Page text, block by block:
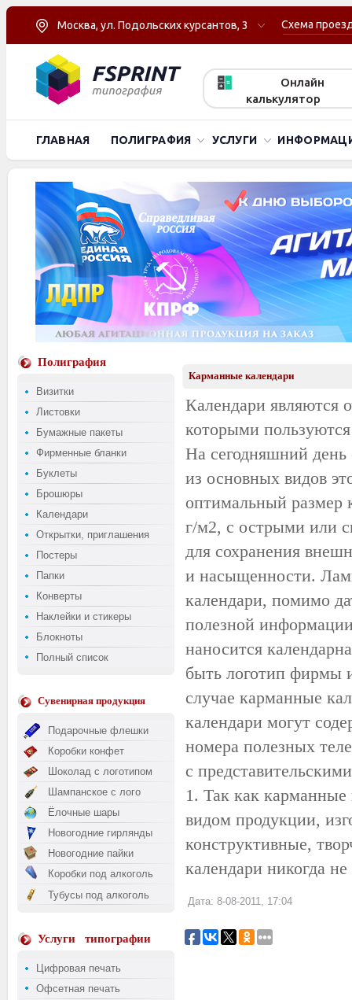
Москва, ул. Подольских курсантов, 3 Схема
Онлайн
калькулятор
ГЛАВНАЯ ПОЛИГРАФИЯ УСЛУГИ
Полиграфия
Визитки
Листовки
Бумажные пакеты
Фирменные бланки
Буклеты
Брошюры
Календари
Открытки, приглашения
Постеры
Папки
Конверты
Наклейки и стикеры
Блокноты
Полный список
Сувенирная продукция
Подарочные флешки
Коробки конфет
Шоколад с логотипом
Шампанское с лого
Ёлочные шары
Новогодние гирлянды
Новогодние пайки
Коробки под алкоголь
Тубусы под алкоголь
Услуги типографии
Цифровая печать
Офсетная печать
Карманные календари
Календари являются
которыми
На сегодняшний
из основных видов
оптимальный размер
г/м2, с острыми или
для сохранения
и насыщенности.
календари, помимо
полезной
наносится
быть логотип фирмы
случае карманные
календари могут
номера полезных
с
1. Так как карманные
видом продукции,
конструктивные,
календари никогда
Дата: 8-08-2011, 17:04